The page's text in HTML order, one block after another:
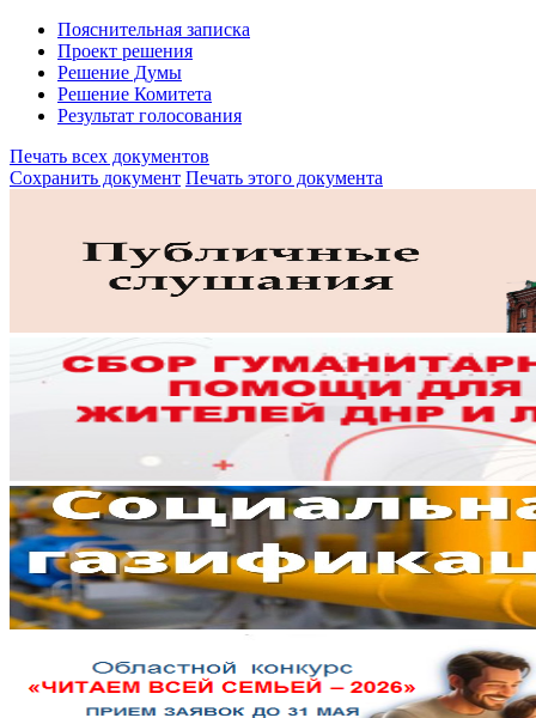
Пояснительная записка
Проект решения
Решение Думы
Решение Комитета
Результат голосования
Печать всех документов
Сохранить документ Печать этого документа